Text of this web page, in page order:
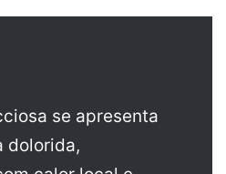
se apresenta
dolorida,